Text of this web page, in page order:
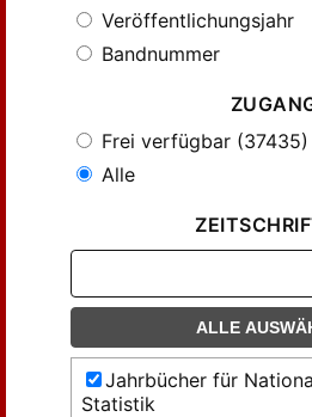
Veröffentlichungsjahr
Bandnummer
Frei verfügbar (37435)
Alle
ALLE
Jahrbücher für
Statistik